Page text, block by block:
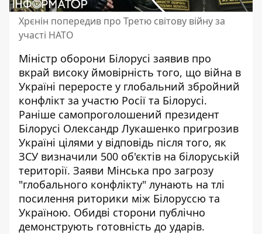
Хрєнін попередив про Третю світову війну за
участі НАТО
Міністр оборони Білорусі заявив про
вкрай високу ймовірність того, що війна в
Україні переросте у глобальний збройний
конфлікт за участю Росії та Білорусі.
Раніше самопроголошений президент
Білорусі Олександр Лукашенко пригрозив
Україні цілями у відповідь після того, як
ЗСУ визначили 500 об'єктів на білоруській
території. Заяви Мінська про загрозу
"глобального конфлікту" лунають на тлі
посилення риторики між Білоруссю та
Україною. Обидві сторони публічно
демонструють готовність до ударів.